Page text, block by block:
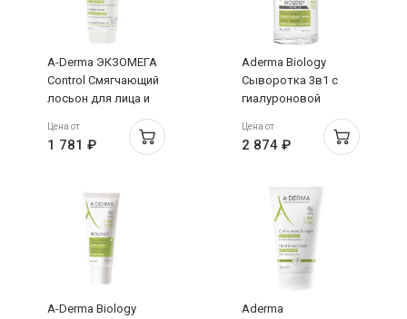
A-Derma ЭКЗОМЕГА
Control Смягчающий
лосьон для лица и
Цена от
1 781 ₽
Aderma Biology
Сыворотка 3в1 с
гиалуроновой
Цена от
2 874 ₽
A-Derma Biology
Aderma